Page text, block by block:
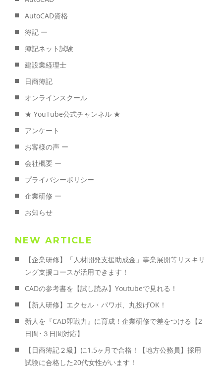
AutoCAD資格
簿記 ー
簿記ネット試験
建設業経理士
日商簿記
オンラインスクール
★ YouTube公式チャンネル ★
アンケート
お客様の声 ー
会社概要 ー
プライバシーポリシー
企業研修 ー
お知らせ
NEW ARTICLE
【企業研修】「人材開発支援助成金」事業展開等リスキリ
ング支援コースが活用できます！
CADの参考書を【試し読み】Youtubeで見れる！
【新人研修】エクセル・パワポ、丸投げOK！
新人を『CAD即戦力』に育成！企業研修で差をつける【2
日間･３日間対応】
【日商簿記２級】に1.5ヶ月で合格！【地方公務員】採用
試験に合格した20代女性がいます！